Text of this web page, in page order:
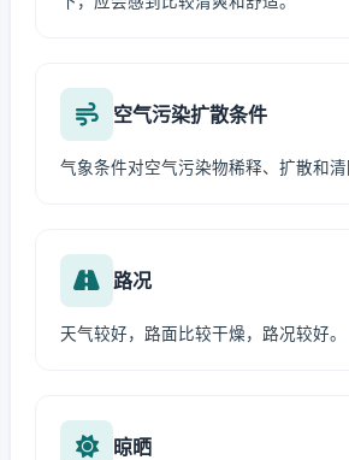
空气污染扩散条件
气象条件对空气污染物稀释、扩散和清
路况
天气较好，路面比较干燥，路况较好。
晾晒